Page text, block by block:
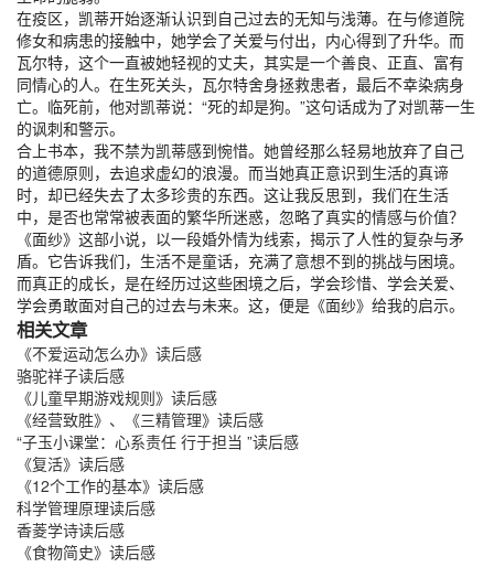
在疫区，凯蒂开始逐渐认识到自己过去的无知与浅薄。在与修道院
修女和病患的接触中，她学会了关爱与付出，内心得到了升华。而
瓦尔特，这个一直被她轻视的丈夫，其实是一个善良、正直、富有
同情心的人。在生死关头，瓦尔特舍身拯救患者，最后不幸染病身
亡。临死前，他对凯蒂说：“死的却是狗。”这句话成为了对凯蒂一生
的讽刺和警示。
合上书本，我不禁为凯蒂感到惋惜。她曾经那么轻易地放弃了自己
的道德原则，去追求虚幻的浪漫。而当她真正意识到生活的真谛
时，却已经失去了太多珍贵的东西。这让我反思到，我们在生活
中，是否也常常被表面的繁华所迷惑，忽略了真实的情感与价值？
《面纱》这部小说，以一段婚外情为线索，揭示了人性的复杂与矛
盾。它告诉我们，生活不是童话，充满了意想不到的挑战与困境。
而真正的成长，是在经历过这些困境之后，学会珍惜、学会关爱、
学会勇敢面对自己的过去与未来。这，便是《面纱》给我的启示。
相关文章
《不爱运动怎么办》读后感
骆驼祥子读后感
《儿童早期游戏规则》读后感
《经营致胜》、《三精管理》读后感
“子玉小课堂：心系责任 行于担当 ”读后感
《复活》读后感
《12个工作的基本》读后感
科学管理原理读后感
香菱学诗读后感
《食物简史》读后感